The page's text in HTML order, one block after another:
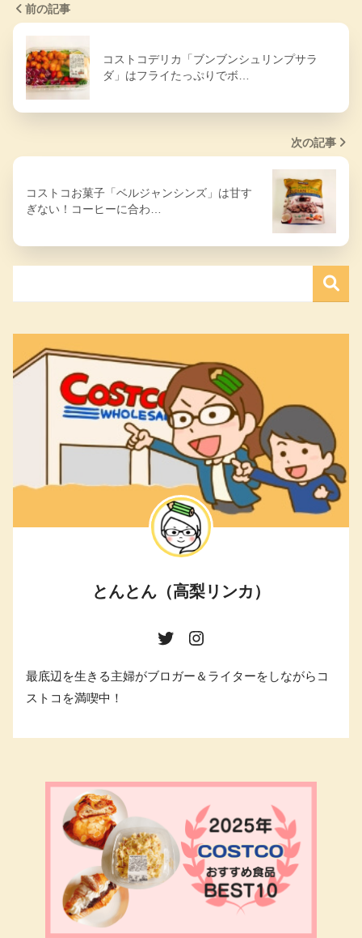
前の記事
コストコデリカ「ブンブンシュリンプサラ
ダ」はフライたっぷりでボ…
次の記事
コストコお菓子「ベルジャンシンズ」は甘す
ぎない！コーヒーに合わ…
とんとん（高梨リンカ）
最底辺を生きる主婦がブロガー＆ライターをしながらコ
ストコを満喫中！